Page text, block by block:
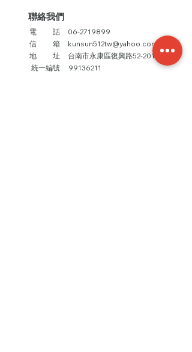
聯絡我們
​電 話
信 箱
地 址
統一編號
06-2719899
kunsun512tw@yahoo.com.tw
台南市永康區復興路52-201號
99136211